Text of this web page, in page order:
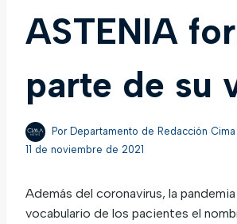
ASTENIA
parte de su
Por Departamento de Redacción
11 de noviembre de 2021
Además del coronavirus, la
vocabulario de los pacientes el